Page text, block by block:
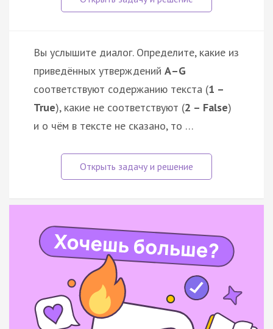
Вы услышите диалог. Определите, какие из
приведённых утверждений А–G
соответствуют содержанию текста (1 –
True), какие не соответствуют (2 – False)
и о чём в тексте не сказано, то …